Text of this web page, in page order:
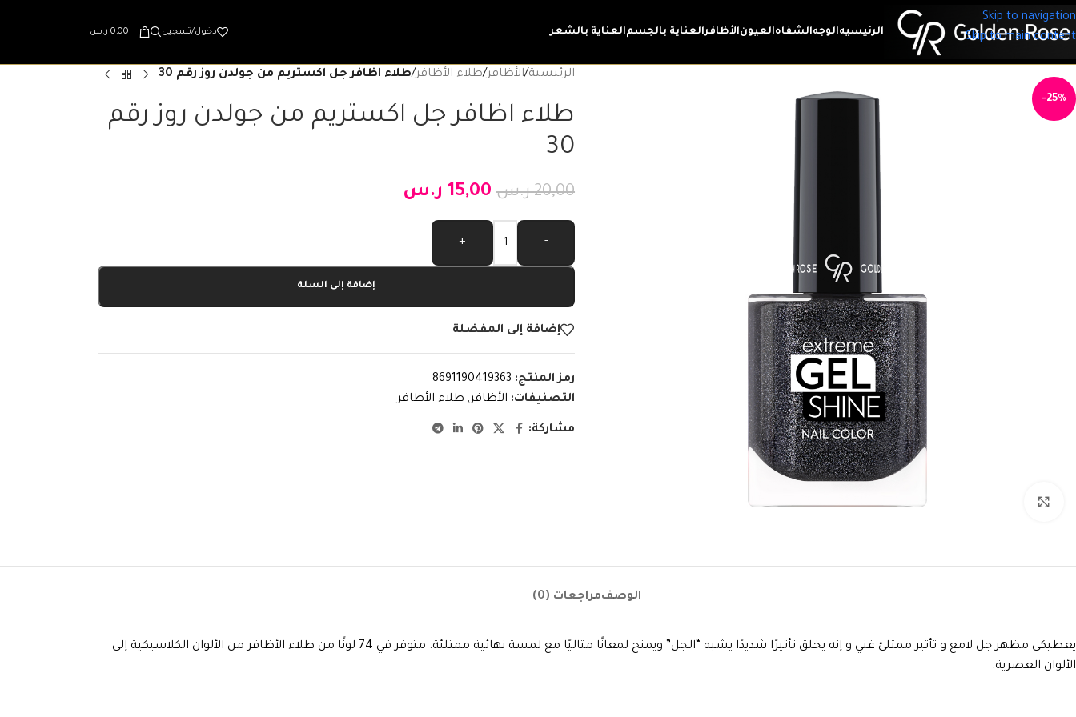
Skip to navigation
Skip to main content
الرئيسيهالوجهالشفاهالعيونالأظافرالعناية بالجسمالعناية بالشعر دخول/تسجيل 0,00 ر.س
-25%
الرئيسية/الأظافر/طلاء الأظافر/طلاء اظافر جل اكستريم من جولدن روز رقم 30
طلاء اظافر جل اكستريم من جولدن روز رقم
30
20,00 ر.س 15,00 ر.س
-
+
إضافة إلى السلة
Alternative:
إضافة إلى المفضلة
رمز المنتج: 8691190419363
التصنيفات: الأظافر, طلاء الأظافر
مشاركة:
الوصفمراجعات (0)
يعطيكى مظهر جل لامع و تأثير ممتلئ غني و إنه يخلق تأثيرًا شديدًا يشبه “الجل” ويمنح لمعانًا مثاليًا مع لمسة نهائية ممتلئة. متوفر في 74 لونًا من طلاء الأظافر من الألوان الكلاسيكية إلى
الألوان العصرية.